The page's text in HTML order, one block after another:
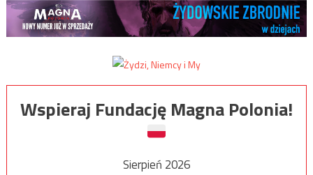
Wspieraj Fundację Magna Polonia!
Sierpień 2026